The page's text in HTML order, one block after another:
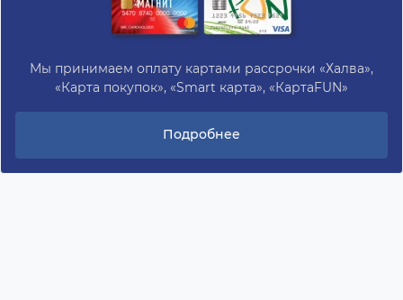
Мы принимаем оплату картами рассрочки «Халва»,
«Карта покупок», «Smart карта», «КартаFUN»
Подробнее